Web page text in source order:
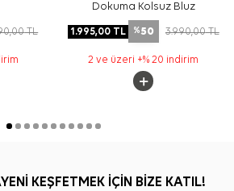
TL
Dokuma Kolsuz Bluz
1.995,00TL %50 3.990,00TL
2 ve üzeri +% 20 indirim
KEŞFETMEK İÇİN BİZE KATIL!